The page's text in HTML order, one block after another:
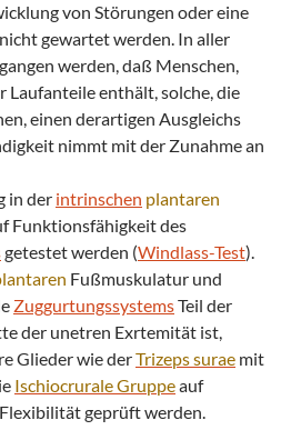
von Störungen oder eine
gewartet werden. In aller
werden, daß Menschen,
Laufanteile enthält, solche, die
einen derartigen Ausgleichs
nimmt mit der Zunahme an
in der intrinschen plantaren
Funktionsfähigkeit des
getestet werden (Windlass-Test).
Fußmuskulatur und
ZuggurtungssystemsTeil der
der unetren Exrtemität ist,
Glieder wie derTrizepssurae mit
Ischiocrurale Gruppeauf
geprüft werden.